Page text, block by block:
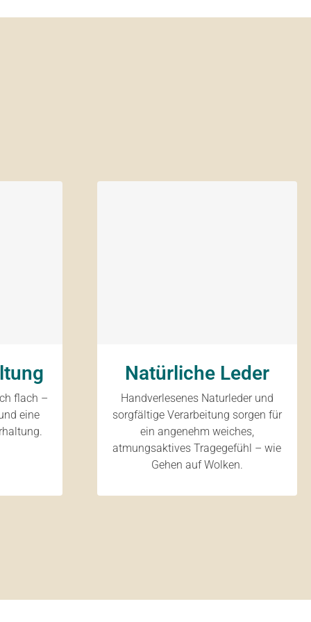
flach –
eine
Natürliche Leder
Handverlesenes Naturleder und
sorgfältige Verarbeitung sorgen für
ein angenehm weiches,
atmungsaktives Tragegefühl – wie
Gehen auf Wolken.